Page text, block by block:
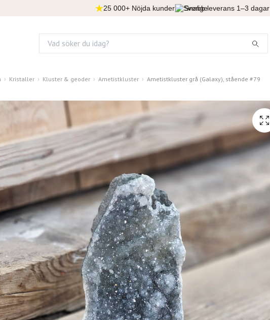
25 000+ Nöjda kunder Snabb leverans 1–3 dagar
Kristaller Kluster & geoder Ametistkluster Ametistkluster grå (Galaxy), stående #79